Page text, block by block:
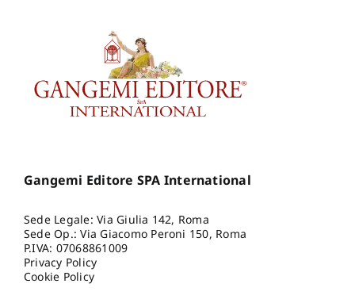
Gangemi Editore SPA International
Sede Legale: Via Giulia 142, Roma
Sede Op.: Via Giacomo Peroni 150, Roma
P.IVA: 07068861009
Privacy Policy
Cookie Policy